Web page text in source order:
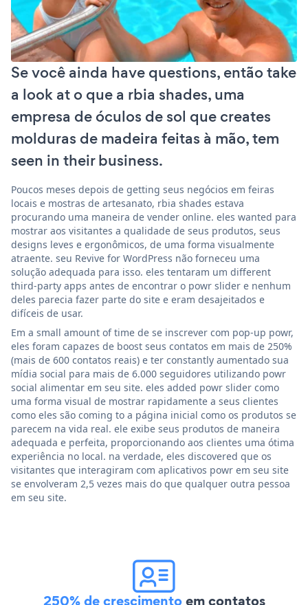
Se você ainda have questions, então take
a look at o que a rbia shades, uma
empresa de óculos de sol que creates
molduras de madeira feitas à mão, tem
seen in their business.
Poucos meses depois de getting seus negócios em feiras
locais e mostras de artesanato, rbia shades estava
procurando uma maneira de vender online. eles wanted para
mostrar aos visitantes a qualidade de seus produtos, seus
designs leves e ergonômicos, de uma forma visualmente
atraente. seu Revive for WordPress não forneceu uma
solução adequada para isso. eles tentaram um different
third-party apps antes de encontrar o powr slider e nenhum
deles parecia fazer parte do site e eram desajeitados e
difíceis de usar.
Em a small amount of time de se inscrever com pop-up powr,
eles foram capazes de boost seus contatos em mais de 250%
(mais de 600 contatos reais) e ter constantly aumentado sua
mídia social para mais de 6.000 seguidores utilizando powr
social alimentar em seu site. eles added powr slider como
uma forma visual de mostrar rapidamente a seus clientes
como eles são coming to a página inicial como os produtos se
parecem na vida real. ele exibe seus produtos de maneira
adequada e perfeita, proporcionando aos clientes uma ótima
experiência no local. na verdade, eles discovered que os
visitantes que interagiram com aplicativos powr em seu site
se envolveram 2,5 vezes mais do que qualquer outra pessoa
em seu site.
250% de crescimentoem contatos